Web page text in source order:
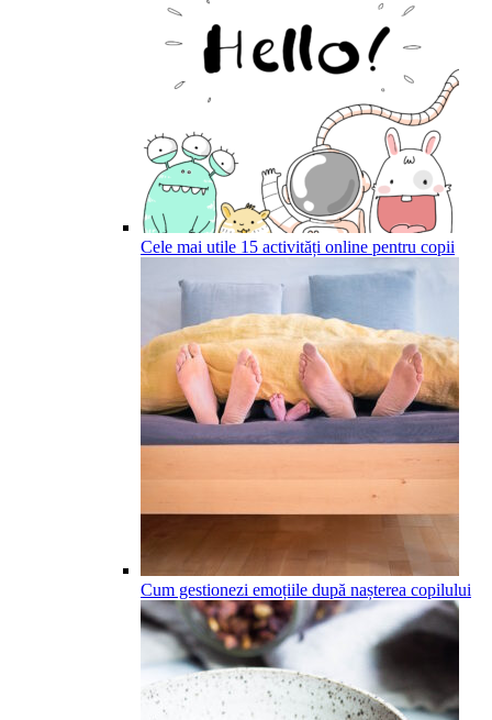
Cele mai utile 15 activități online pentru copii
Cum gestionezi emoțiile după nașterea copilului